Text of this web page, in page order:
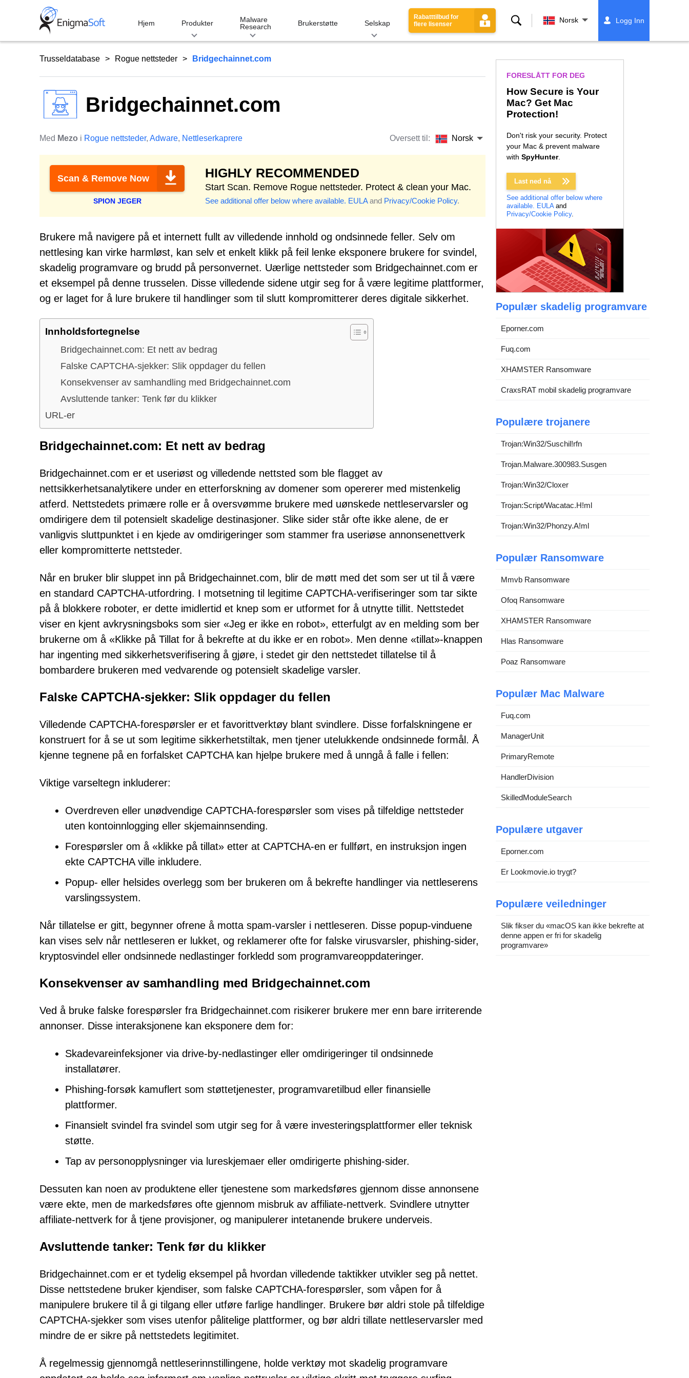
Hjem Produkter
Malware
Research
Brukerstøtte Selskap
Rabatttilbud for
flere lisenser
Søk Norsk Logg Inn
Trusseldatabase Rogue nettsteder Bridgechainnet.com
Bridgechainnet.com
Med Mezo i Rogue nettsteder, Adware, Nettleserkaprere Oversett til: Norsk
Scan & Remove Now
SPION JEGER
HIGHLY RECOMMENDED
Start Scan. Remove Rogue nettsteder. Protect & clean your Mac.
See additional offer below where available. EULAand Privacy/Cookie Policy.
Brukere må navigere på et internett fullt av villedende innhold og ondsinnede feller. Selv om
nettlesing kan virke harmløst, kan selv et enkelt klikk på feil lenke eksponere brukere for svindel,
skadelig programvare og brudd på personvernet. Uærlige nettsteder som Bridgechainnet.com er
et eksempel på denne trusselen. Disse villedende sidene utgir seg for å være legitime plattformer,
og er laget for å lure brukere til handlinger som til slutt kompromitterer deres digitale sikkerhet.
Innholdsfortegnelse
Bridgechainnet.com: Et nett av bedrag
Falske CAPTCHA-sjekker: Slik oppdager du fellen
Konsekvenser av samhandling med Bridgechainnet.com
Avsluttende tanker: Tenk før du klikker
URL-er
Bridgechainnet.com: Et nett av bedrag
Bridgechainnet.com er et useriøst og villedende nettsted som ble flagget av
nettsikkerhetsanalytikere under en etterforskning av domener som opererer med mistenkelig
atferd. Nettstedets primære rolle er å oversvømme brukere med uønskede nettleservarsler og
omdirigere dem til potensielt skadelige destinasjoner. Slike sider står ofte ikke alene, de er
vanligvis sluttpunktet i en kjede av omdirigeringer som stammer fra useriøse annonsenettverk
eller kompromitterte nettsteder.
Når en bruker blir sluppet inn på Bridgechainnet.com, blir de møtt med det som ser ut til å være
en standard CAPTCHA-utfordring. I motsetning til legitime CAPTCHA-verifiseringer som tar sikte
på å blokkere roboter, er dette imidlertid et knep som er utformet for å utnytte tillit. Nettstedet
viser en kjent avkrysningsboks som sier «Jeg er ikke en robot», etterfulgt av en melding som ber
brukerne om å «Klikke på Tillat for å bekrefte at du ikke er en robot». Men denne «tillat»-knappen
har ingenting med sikkerhetsverifisering å gjøre, i stedet gir den nettstedet tillatelse til å
bombardere brukeren med vedvarende og potensielt skadelige varsler.
Falske CAPTCHA-sjekker: Slik oppdager du fellen
Villedende CAPTCHA-forespørsler er et favorittverktøy blant svindlere. Disse forfalskningene er
konstruert for å se ut som legitime sikkerhetstiltak, men tjener utelukkende ondsinnede formål. Å
kjenne tegnene på en forfalsket CAPTCHA kan hjelpe brukere med å unngå å falle i fellen:
Viktige varseltegn inkluderer:
Overdreven eller unødvendige CAPTCHA-forespørsler som vises på tilfeldige nettsteder
uten kontoinnlogging eller skjemainnsending.
Forespørsler om å «klikke på tillat» etter at CAPTCHA-en er fullført, en instruksjon ingen
ekte CAPTCHA ville inkludere.
Popup- eller helsides overlegg som ber brukeren om å bekrefte handlinger via nettleserens
varslingssystem.
Når tillatelse er gitt, begynner ofrene å motta spam-varsler i nettleseren. Disse popup-vinduene
kan vises selv når nettleseren er lukket, og reklamerer ofte for falske virusvarsler, phishing-sider,
kryptosvindel eller ondsinnede nedlastinger forkledd som programvareoppdateringer.
Konsekvenser av samhandling med Bridgechainnet.com
Ved å bruke falske forespørsler fra Bridgechainnet.com risikerer brukere mer enn bare irriterende
annonser. Disse interaksjonene kan eksponere dem for:
Skadevareinfeksjoner via drive-by-nedlastinger eller omdirigeringer til ondsinnede
installatører.
Phishing-forsøk kamuflert som støttetjenester, programvaretilbud eller finansielle
plattformer.
Finansielt svindel fra svindel som utgir seg for å være investeringsplattformer eller teknisk
støtte.
Tap av personopplysninger via lureskjemaer eller omdirigerte phishing-sider.
Dessuten kan noen av produktene eller tjenestene som markedsføres gjennom disse annonsene
være ekte, men de markedsføres ofte gjennom misbruk av affiliate-nettverk. Svindlere utnytter
affiliate-nettverk for å tjene provisjoner, og manipulerer intetanende brukere underveis.
Avsluttende tanker: Tenk før du klikker
Bridgechainnet.com er et tydelig eksempel på hvordan villedende taktikker utvikler seg på nettet.
Disse nettstedene bruker kjendiser, som falske CAPTCHA-forespørsler, som våpen for å
manipulere brukere til å gi tilgang eller utføre farlige handlinger. Brukere bør aldri stole på tilfeldige
CAPTCHA-sjekker som vises utenfor pålitelige plattformer, og bør aldri tillate nettleservarsler med
mindre de er sikre på nettstedets legitimitet.
Å regelmessig gjennomgå nettleserinnstillingene, holde verktøy mot skadelig programvare
FORESLÅTT FOR DEG
How Secure is Your
Mac? Get Mac
Protection!
Don't risk your security. Protect
your Mac & prevent malware
with SpyHunter.
Last ned nå
See additional offer below where
available. EULAand
Privacy/Cookie Policy.
Populær skadelig programvare
Eporner.com
Fuq.com
XHAMSTER Ransomware
CraxsRAT mobil skadelig programvare
Populære trojanere
Trojan:Win32/Suschil!rfn
Trojan.Malware.300983.Susgen
Trojan:Win32/Cloxer
Trojan:Script/Wacatac.H!ml
Trojan:Win32/Phonzy.A!ml
Populær Ransomware
Mmvb Ransomware
Ofoq Ransomware
XHAMSTER Ransomware
Hlas Ransomware
Poaz Ransomware
Populær Mac Malware
Fuq.com
ManagerUnit
PrimaryRemote
HandlerDivision
SkilledModuleSearch
Populære utgaver
Eporner.com
Er Lookmovie.io trygt?
Populære veiledninger
Slik fikser du «macOS kan ikke bekrefte at
denne appen er fri for skadelig
programvare»